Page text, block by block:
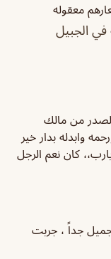
معقوله
في الجبيل
من مالك
وابدله بدار خير
كان نعم الرجل
جميل جداً ، جربت